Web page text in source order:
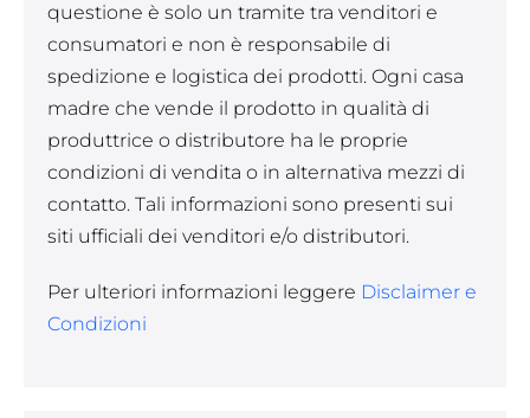
questione è solo un tramite tra venditori e
consumatori e non è responsabile di
spedizione e logistica dei prodotti. Ogni casa
madre che vende il prodotto in qualità di
produttrice o distributore ha le proprie
condizioni di vendita o in alternativa mezzi di
contatto. Tali informazioni sono presenti sui
siti ufficiali dei venditori e/o distributori.
Per ulteriori informazioni leggere Disclaimer e
Condizioni